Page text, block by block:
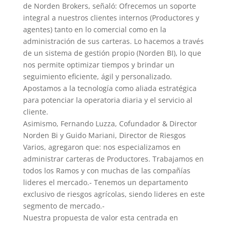
de Norden Brokers, señaló: Ofrecemos un soporte
integral a nuestros clientes internos (Productores y
agentes) tanto en lo comercial como en la
administración de sus carteras. Lo hacemos a través
de un sistema de gestión propio (Norden BI), lo que
nos permite optimizar tiempos y brindar un
seguimiento eficiente, ágil y personalizado.
Apostamos a la tecnología como aliada estratégica
para potenciar la operatoria diaria y el servicio al
cliente.
Asimismo, Fernando Luzza, Cofundador & Director
Norden Bi y Guido Mariani, Director de Riesgos
Varios, agregaron que: nos especializamos en
administrar carteras de Productores. Trabajamos en
todos los Ramos y con muchas de las compañías
lideres el mercado.- Tenemos un departamento
exclusivo de riesgos agrícolas, siendo lideres en este
segmento de mercado.-
Nuestra propuesta de valor esta centrada en